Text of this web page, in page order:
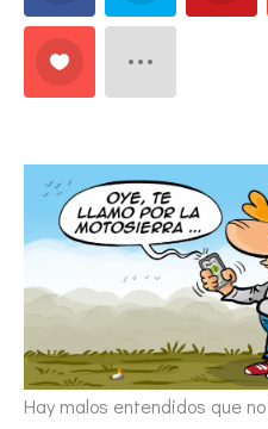
Hay malos entendidos que